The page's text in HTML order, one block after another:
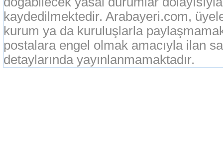
kaydedilmektedir. Arabayeri.com,
kurum ya da kuruluşlarla
postalara engel olmak amacıyla ilan
detaylarında yayınlanmamaktadır.